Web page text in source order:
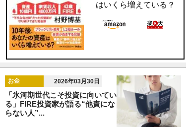
はいくら増えている？
お金 2026年03月30日
「氷河期世代こそ投資に向いてい
る」FIRE投資家が語る“他責にな
らない人”...